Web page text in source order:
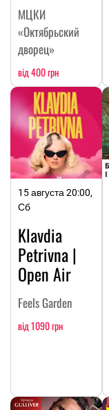
МЦКИ
«Октябрьский
дворец»
від 400 грн
15 августа 20:00,
Сб
Klavdia
Petrivna |
Open Air
Feels Garden
від 1090 грн